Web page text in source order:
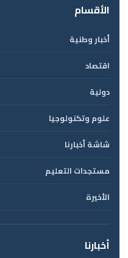
الأقسام
أخبار وطنية
اقتصاد
دولية
علوم وتكنولوجيا
شاشة أخبارنا
مستجدات التعليم
الأخيرة
أخبارنا